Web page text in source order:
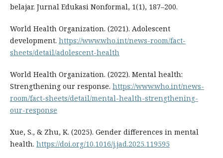
belajar. Jurnal Edukasi Nonformal, 1(1), 187–200.
World Health Organization. (2021). Adolescent
development. https://www.who.int/news-room/fact-
sheets/detail/adolescent-health
World Health Organization. (2022). Mental health:
Strengthening our response. https://www.who.int/news-
room/fact-sheets/detail/mental-health-strengthening-
our-response
Xue, S., & Zhu, K. (2025). Gender differences in mental
health. https://doi.org/10.1016/j.jad.2025.119595